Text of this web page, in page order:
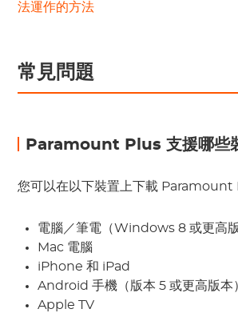
法運作的方法
常見問題
Paramount Plus 支援哪些
您可以在以下裝置上下載 Paramount
電腦／筆電（Windows 8 或更高版
Mac 電腦
iPhone 和 iPad
Android 手機（版本 5 或更高版本
Apple TV